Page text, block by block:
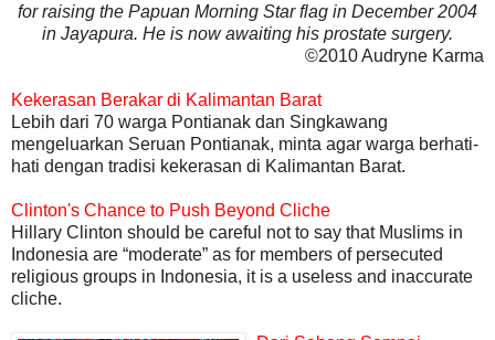
for raising the Papuan Morning Star flag in December 2004
in Jayapura. He is now awaiting his prostate surgery.
©2010 Audryne Karma
Kekerasan Berakar di Kalimantan Barat
Lebih dari 70 warga Pontianak dan Singkawang
mengeluarkan Seruan Pontianak, minta agar warga berhati-
hati dengan tradisi kekerasan di Kalimantan Barat.
Clinton's Chance to Push Beyond Cliche
Hillary Clinton should be careful not to say that Muslims in
Indonesia are “moderate” as for members of persecuted
religious groups in Indonesia, it is a useless and inaccurate
cliche.